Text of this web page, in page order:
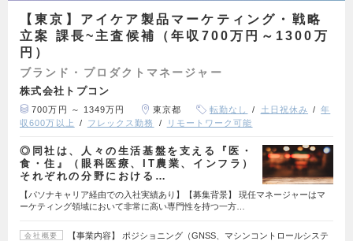
【東京】アイケア製品マーケティング・戦略
立案 課長~主査候補（年収700万円～1300万
円）
ブランド・プロダクトマネージャー
株式会社トプコン
700万円 ～ 1349万円 東京都 転勤なし 土日祝休み
年
収600万以上
フレックス勤務 リモートワーク可能
◎同社は、人々の生活基盤を支える『医・
食・住』（眼科医療、IT農業、インフラ）
それぞれの分野における…
【パソナキャリア経由での入社実績あり】【募集背景】 現任マネージャーはマ
ーケティング領域において非常に高い専門性を持つ一方…
会社概要
【事業内容】 ポジショニング（GNSS、マシンコントロールシステ